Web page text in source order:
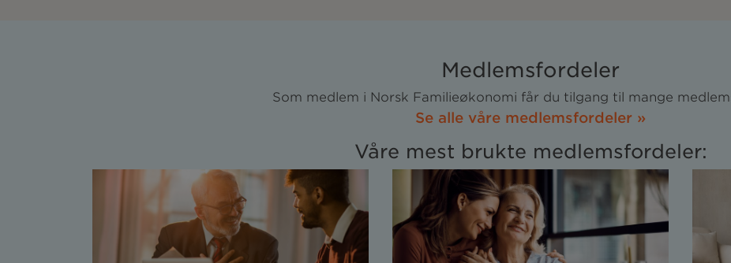
Medlemsfordeler
Som medlem i Norsk Familieøkonomi får du tilgang til mange
Se alle våre medlemsfordeler »
Våre mest brukte medlemsfordeler: